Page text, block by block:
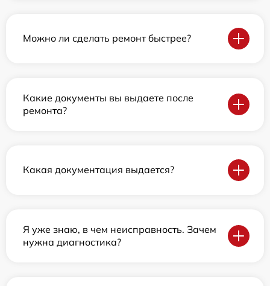
Можно ли сделать ремонт быстрее?
Какие документы вы выдаете после
ремонта?
Какая документация выдается?
Я уже знаю, в чем неисправность. Зачем
нужна диагностика?